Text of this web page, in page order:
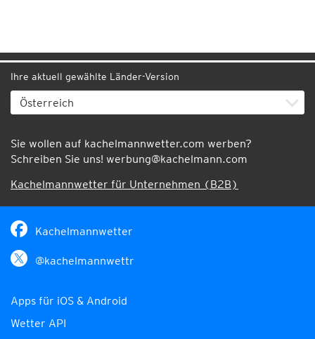
Ihre aktuell gewählte Länder-Version
Sie wollen auf kachelmannwetter.com werben?
Schreiben Sie uns! werbung@kachelmann.com
Kachelmannwetter für Unternehmen (B2B)
Kachelmannwetter
@kachelmannwettr
Apps für iOS & Android
Wetter API